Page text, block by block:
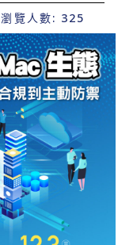
瀏覽人數: 325